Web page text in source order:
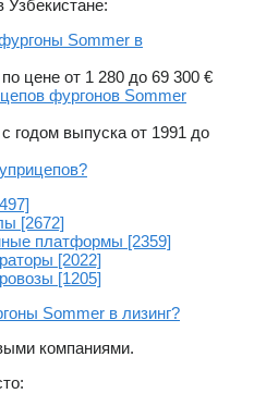
Sommer в
цене от 1 280 до 69 300 €
фургонов Sommer
годом выпуска от 1991 до
[2672]
платформы [2359]
[2022]
[1205]
Sommer в лизинг?
компаниями.